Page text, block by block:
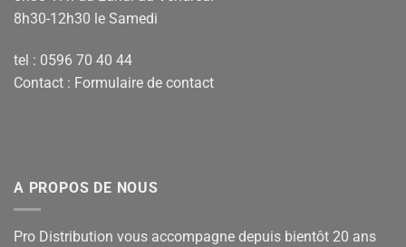
8h30-12h30 le Samedi
tel : 0596 70 40 44
Contact : Formulaire de contact
A PROPOS DE NOUS
Pro Distribution vous accompagne depuis bientôt 20 ans